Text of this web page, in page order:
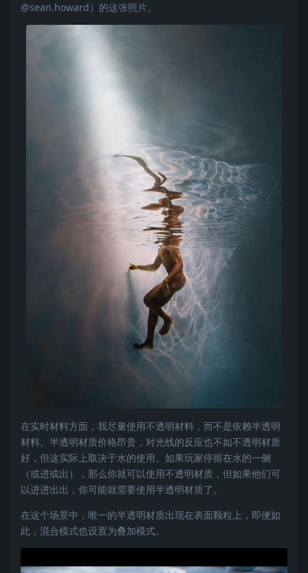
@sean.howard）的这张照片。
在实时材料方面，我尽量使用不透明材料，而不是依赖半透明
材料。半透明材质价格昂贵，对光线的反应也不如不透明材质
好，但这实际上取决于水的使用。如果玩家停留在水的一侧
（或进或出），那么你就可以使用不透明材质，但如果他们可
以进进出出，你可能就需要使用半透明材质了。
在这个场景中，唯一的半透明材质出现在表面颗粒上，即便如
此，混合模式也设置为叠加模式。